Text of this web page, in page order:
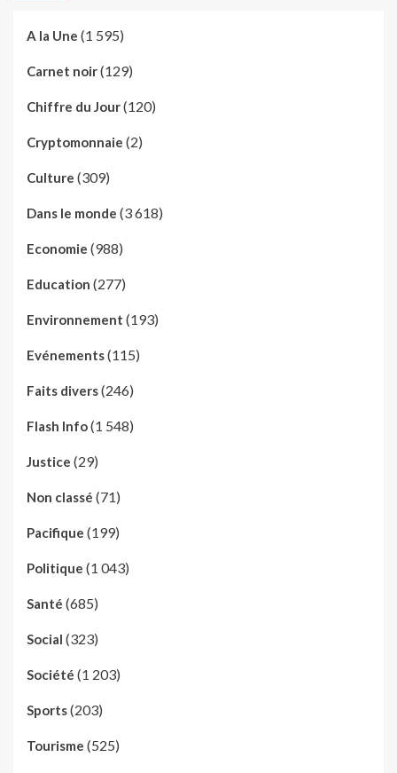
A la Une (1 595)
Carnet noir(129)
Chiffre du Jour(120)
Cryptomonnaie (2)
Culture (309)
Dans le monde (3 618)
Economie (988)
Education (277)
Environnement (193)
Evénements(115)
Faits divers(246)
Flash Info(1 548)
Justice (29)
Non classé (71)
Pacifique (199)
Politique (1 043)
Santé (685)
Social (323)
Société (1 203)
Sports(203)
Tourisme (525)